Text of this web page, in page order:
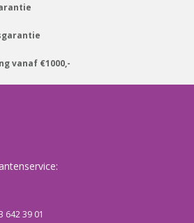
vanaf €1000,-
642 39 01